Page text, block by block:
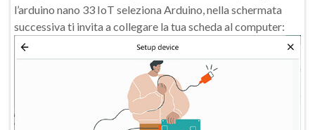
l’arduino nano 33 IoT seleziona Arduino, nella schermata
successiva ti invita a collegare la tua scheda al computer: